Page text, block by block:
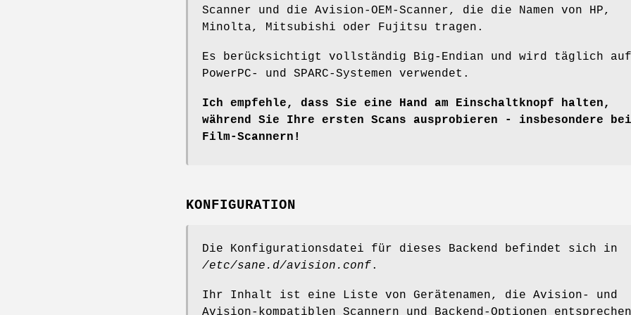
Scanner und die Avision-OEM-Scanner, die die Namen von HP,
Minolta, Mitsubishi oder Fujitsu tragen.
Es berücksichtigt vollständig Big-Endian und wird täglich auf
PowerPC- und SPARC-Systemen verwendet.
Ich empfehle, dass Sie eine Hand am Einschaltknopf halten,
während Sie Ihre ersten Scans ausprobieren - insbesondere bei
Film-Scannern!
KONFIGURATION
Die Konfigurationsdatei für dieses Backend befindet sich in
/etc/sane.d/avision.conf.
Ihr Inhalt ist eine Liste von Gerätenamen, die Avision- und
Avision-kompatiblen Scannern und Backend-Optionen